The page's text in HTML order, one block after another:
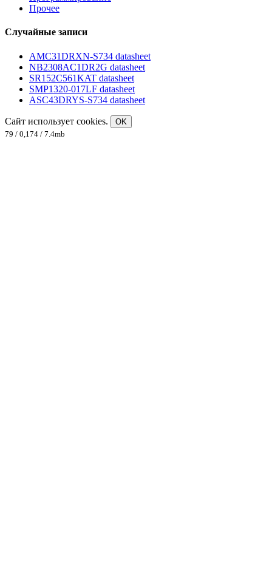
Прочее
Случайные записи
AMC31DRXN-S734 datasheet
NB2308AC1DR2G datasheet
SR152C561KAT datasheet
SMP1320-017LF datasheet
ASC43DRYS-S734 datasheet
Сайт использует cookies.
OK
79 / 0,174 / 7.4mb